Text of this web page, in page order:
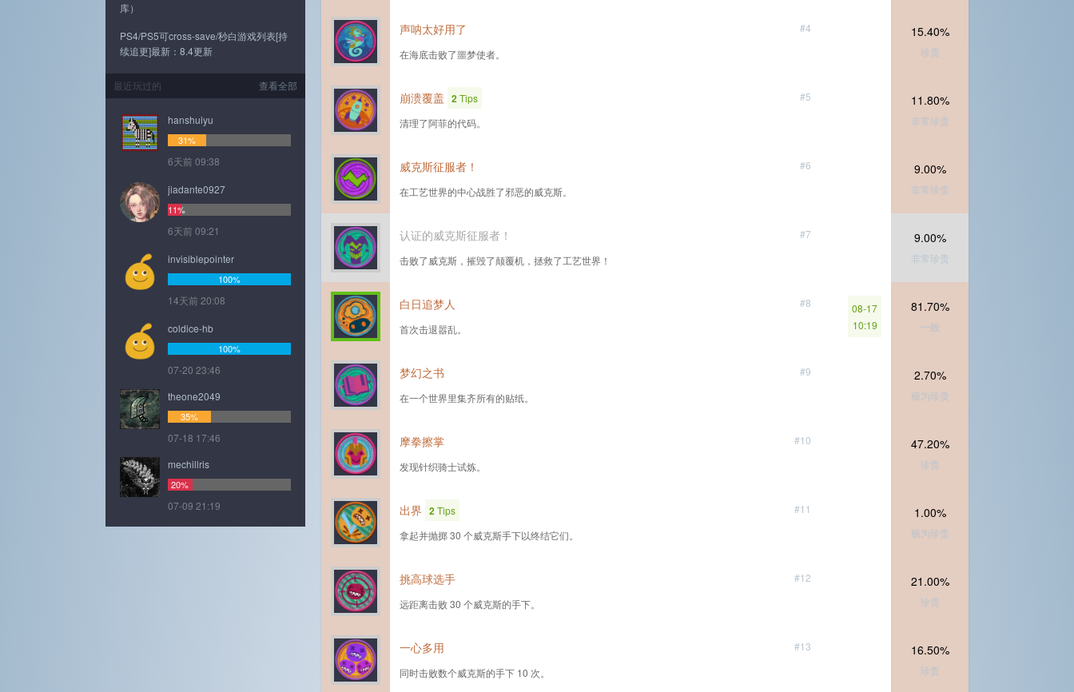
#4
声呐太好用了
在海底击败了噩梦使者。
15.40%
珍贵
#5
崩溃覆盖 2Tips
清理了阿菲的代码。
11.80%
非常珍贵
#6
威克斯征服者！
在工艺世界的中心战胜了邪恶的威克斯。
9.00%
非常珍贵
#7
认证的威克斯征服者！
击败了威克斯，摧毁了颠覆机，拯救了工艺世界！
9.00%
非常珍贵
#8
白日追梦人
首次击退嚣乱。
08-17
10:19
81.70%
一般
#9
梦幻之书
在一个世界里集齐所有的贴纸。
2.70%
极为珍贵
#10
摩拳擦掌
发现针织骑士试炼。
47.20%
珍贵
#11
出界 2Tips
拿起并抛掷 30 个威克斯手下以终结它们。
1.00%
极为珍贵
#12
挑高球选手
远距离击败 30 个威克斯的手下。
21.00%
珍贵
#13
一心多用
同时击败数个威克斯的手下 10 次。
16.50%
珍贵
库）
PS4/PS5可cross-save/秒白游戏列表[持
续追更]最新：8.4更新
查看全部
最近玩过的
hanshuiyu
31%
6天前 09:38
jiadante0927
11%
6天前 09:21
invisiblepointer
100%
14天前 20:08
coldice-hb
100%
07-20 23:46
theone2049
35%
07-18 17:46
mechillris
20%
07-09 21:19